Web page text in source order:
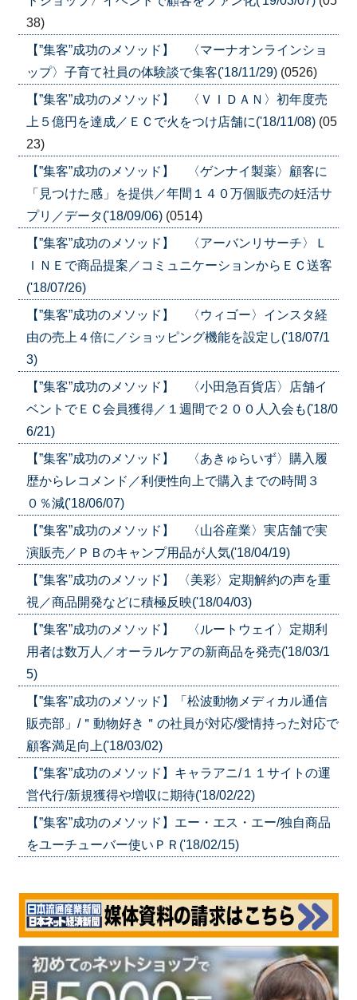
38)
【”集客”成功のメソッド】 〈マーナオンラインショ
ップ〉子育て社員の体験談で集客('18/11/29) (0526)
【”集客”成功のメソッド】 〈ＶＩＤＡＮ〉初年度売
上５億円を達成／ＥＣで火をつけ店舗に('18/11/08) (05
23)
【”集客”成功のメソッド】 〈ゲンナイ製薬〉顧客に
「見つけた感」を提供／年間１４０万個販売の妊活サ
プリ／データ('18/09/06) (0514)
【”集客”成功のメソッド】 〈アーバンリサーチ〉Ｌ
ＩＮＥで商品提案／コミュニケーションからＥＣ送客
('18/07/26)
【”集客”成功のメソッド】 〈ウィゴー〉インスタ経
由の売上４倍に／ショッピング機能を設定し('18/07/1
3)
【”集客”成功のメソッド】 〈小田急百貨店〉店舗イ
ベントでＥＣ会員獲得／１週間で２００人入会も('18/0
6/21)
【”集客”成功のメソッド】 〈あきゅらいず〉購入履
歴からレコメンド／利便性向上で購入までの時間３
０％減('18/06/07)
【”集客”成功のメソッド】 〈山谷産業〉実店舗で実
演販売／ＰＢのキャンプ用品が人気('18/04/19)
【”集客”成功のメソッド】 〈美彩〉定期解約の声を重
視／商品開発などに積極反映('18/04/03)
【”集客”成功のメソッド】 〈ルートウェイ〉定期利
用者は数万人／オーラルケアの新商品を発売('18/03/1
5)
【”集客”成功のメソッド】「松波動物メディカル通信
販売部」/＂動物好き＂の社員が対応/愛情持った対応で
顧客満足向上('18/03/02)
【”集客”成功のメソッド】キャラアニ/１１サイトの運
営代行/新規獲得や増収に期待('18/02/22)
【”集客”成功のメソッド】エー・エス・エー/独自商品
をユーチューバー使いＰＲ('18/02/15)